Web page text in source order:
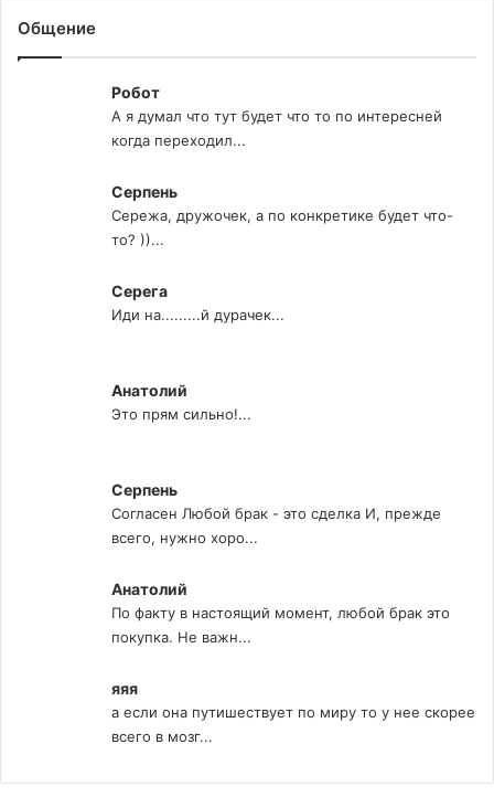
Общение
Робот
А я думал что тут будет что то по интересней
когда переходил...
Серпень
Сережа, дружочек, а по конкретике будет что-
то? ))...
Серега
Иди на.........й дурачек...
Анатолий
Это прям сильно!...
Серпень
Согласен Любой брак - это сделка И, прежде
всего, нужно хоро...
Анатолий
По факту в настоящий момент, любой брак это
покупка. Не важн...
яяя
а если она путишествует по миру то у нее скорее
всего в мозг...